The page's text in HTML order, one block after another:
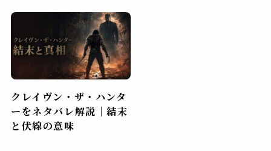
クレイヴン・ザ・ハンタ
ーをネタバレ解説｜結末
と伏線の意味